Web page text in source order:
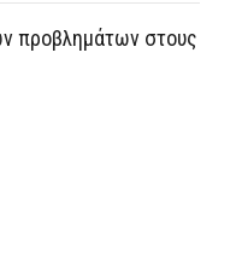
προβλημάτων στους